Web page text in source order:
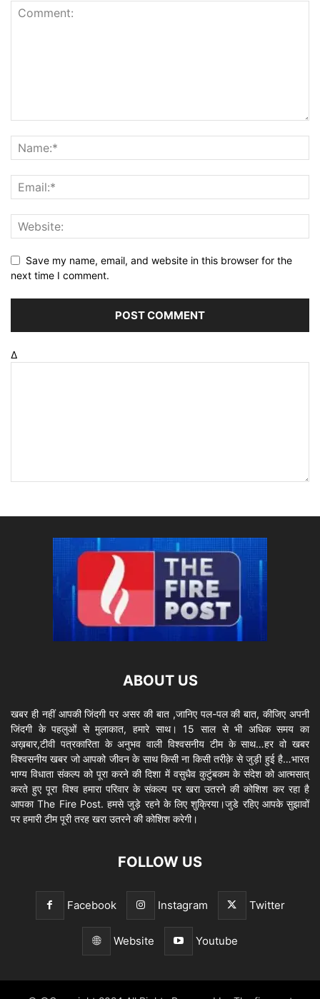
Save my name, email, and website in this browser for the
next time I comment.
Δ
ABOUT US
खबर ही नहीं आपकी जिंदगी पर असर की बात ,जानिए पल-पल की बात, कीजिए अपनी
जिंदगी के पहलुओं से मुलाकात, हमारे साथ। 15 साल से भी अधिक समय का
अख़बार,टीवी पत्रकारिता के अनुभव वाली विश्वसनीय टीम के साथ…हर वो खबर
विश्वसनीय खबर जो आपको जीवन के साथ किसी ना किसी तरीक़े से जुड़ी हुई है…भारत
भाग्य विधाता संकल्प को पूरा करने की दिशा में वसुधैव कुटुंबकम के संदेश को आत्मसात्
करते हुए पूरा विश्व हमारा परिवार के संकल्प पर खरा उतरने की कोशिश कर रहा है
आपका The Fire Post. हमसे जुड़े रहने के लिए शुक्रिया।जुडे रहिए आपके सुझावों
पर हमारी टीम पूरी तरह खरा उतरने की कोशिश करेगी।
FOLLOW US
Facebook Instagram Twitter
Website Youtube